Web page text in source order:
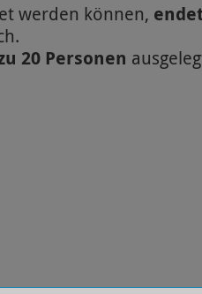
werden können,
20 Personen